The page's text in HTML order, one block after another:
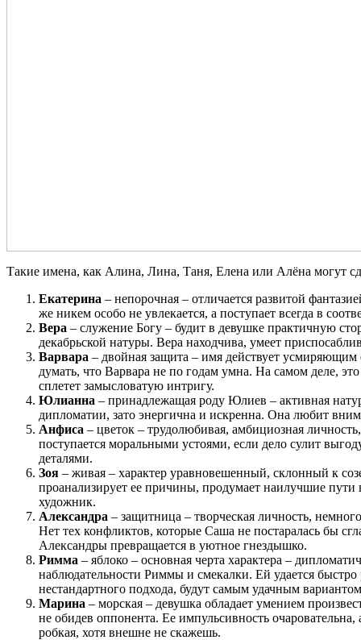
Такие имена, как Алина, Лина, Таня, Елена или Алёна могут
Екатерина – непорочная – отличается развитой
же никем особо не увлекается, а поступает всегда в
Вера – служение Богу – будит в девушке практичную
декабрьской натуры. Вера находчива, умеет
Варвара – двойная защита – имя действует усмиряющим
думать, что Варвара не по годам умна. На самом деле,
сплетет замысловатую интригу.
Юлианна – принадлежащая роду Юлиев – активная
дипломатии, зато энергична и искренна. Она любит
Анфиса – цветок – трудолюбивая, амбициозная
поступается моральными устоями, если дело сулит
деталями.
Зоя – живая – характер уравновешенный, склонный к
проанализирует ее причины, продумает наилучшие пути
художник.
Александра – защитница – творческая личность,
Нет тех конфликтов, которые Саша не постаралась бы
Александры превращается в уютное гнездышко.
Римма – яблоко – основная черта характера –
наблюдательности Риммы и смекалки. Ей удается
нестандартного подхода, будут самым удачным
Марина – морская – девушка обладает умением
не обидев оппонента. Ее импульсивность
робкая, хотя внешне не скажешь.